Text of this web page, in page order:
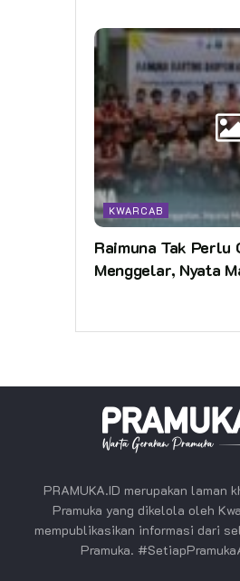
KWARCAB
Raimuna Tak Perlu
Menggelar, Nyata
PRAMUKA.ID merupakan laman
Pramuka yang dikelola oleh
mempublikasikan informasi dari
Pramuka.